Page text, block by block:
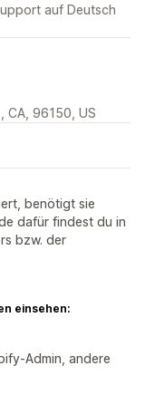
auf Deutsch
CA, 96150, US
benötigt sie
dafür findest du in
bzw. der
einsehen:
Admin, andere